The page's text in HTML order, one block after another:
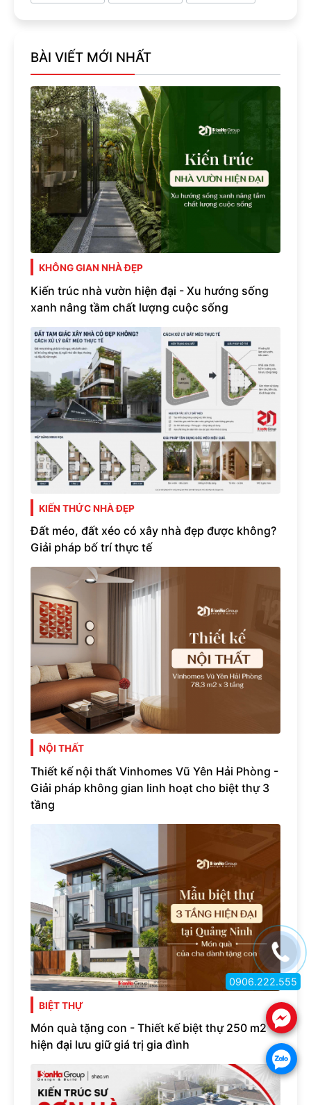
BÀI VIẾT MỚI NHẤT
KHÔNG GIAN NHÀ ĐẸP
Kiến trúc nhà vườn hiện đại - Xu hướng sống
xanh nâng tầm chất lượng cuộc sống
KIẾN THỨC NHÀ ĐẸP
Đất méo, đất xéo có xây nhà đẹp được không?
Giải pháp bố trí thực tế
NỘI THẤT
Thiết kế nội thất Vinhomes Vũ Yên Hải Phòng -
Giải pháp không gian linh hoạt cho biệt thự 3
tầng
BIỆT THỰ
Món quà tặng con - Thiết kế biệt thự 250 m2
hiện đại lưu giữ giá trị gia đình
.
.
0906.222.555